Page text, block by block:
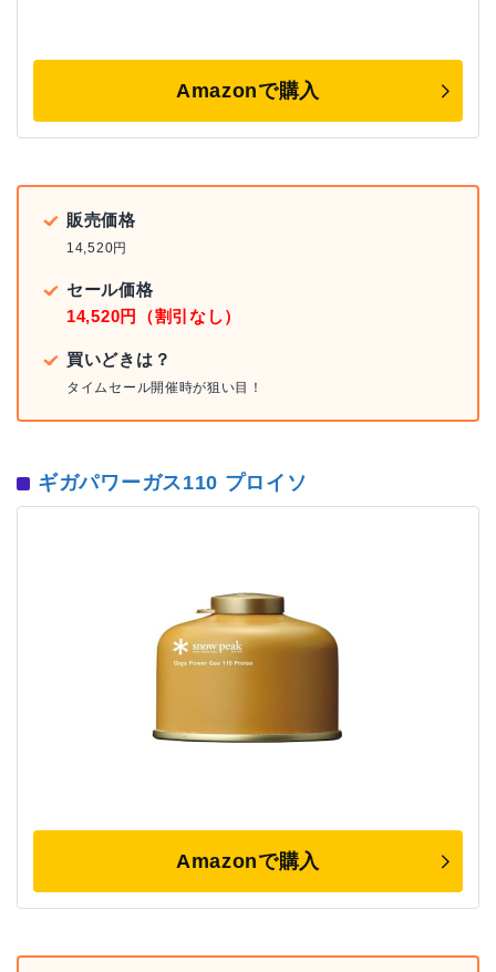
Amazonで購入
販売価格
14,520円
セール価格
14,520円（割引なし）
買いどきは？
タイムセール開催時が狙い目！
ギガパワーガス110 プロイソ
Amazonで購入